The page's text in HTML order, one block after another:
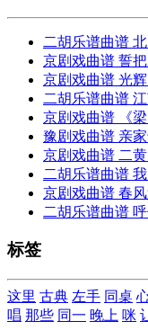
二胡乐谱曲谱
京剧戏曲谱 誓
京剧戏曲谱 光
二胡乐谱曲谱
京剧戏曲谱 《
豫剧戏曲谱 亲
京剧戏曲谱 二
二胡乐谱曲谱
京剧戏曲谱 春
二胡乐谱曲谱
标签
这里 古典 左手 同桌
唱 那些 同一 晚上 咪